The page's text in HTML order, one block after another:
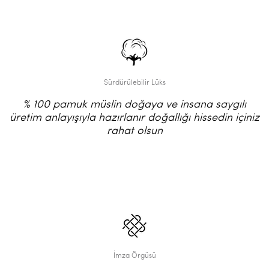
Sürdürülebilir Lüks
% 100 pamuk müslin doğaya ve insana saygılı
üretim anlayışıyla hazırlanır doğallığı hissedin içiniz
rahat olsun
İmza Örgüsü